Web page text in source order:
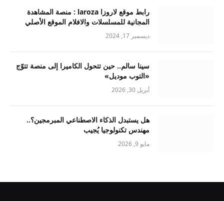
رابط موقع لاروزا laroza : منصة المشاهدة
المجانية للمسلسلات والافلام الموقع الأصلي
ديسمبر 17, 2024
سينا سالم.. حين تتحول الكاميرا إلى منصة تتوّج
«التوب موديل»
أبريل 30, 2026
هل يستبدل الذكاء الاصطناعي المبرمجين؟..
مهندس تكنولوجيا يُجيب
مايو 9, 2026